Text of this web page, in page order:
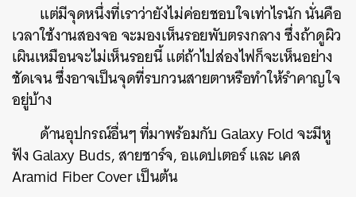
แต่มีจุดหนึ่งที่เราว่ายังไม่ค่อยชอบใจเท่าไรนัก นั่นคือ
เวลาใช้งานสองจอ จะมองเห็นรอยพับตรงกลาง ซึ่งถ้าดูผิว
เผินเหมือนจะไม่เห็นรอยนี้ แต่ถ้าไปส่องไฟก็จะเห็นอย่าง
ชัดเจน ซึ่งอาจเป็นจุดที่รบกวนสายตาหรือทำให้รำคาญใจ
อยู่บ้าง
ด้านอุปกรณ์อื่นๆ ที่มาพร้อมกับ Galaxy Fold จะมีหู
ฟังGalaxy Buds, สายชาร์จ, อแดปเตอร์ และ เคส
Aramid Fiber Cover เป็นต้น